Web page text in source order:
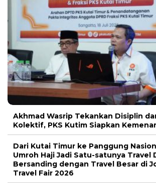
Akhmad Wasrip Tekankan Disiplin
Kolektif, PKS Kutim Siapkan
Dari Kutai Timur ke Panggung
Umroh Haji Jadi Satu-satunya Travel
Bersanding dengan Travel Besar di
Travel Fair 2026